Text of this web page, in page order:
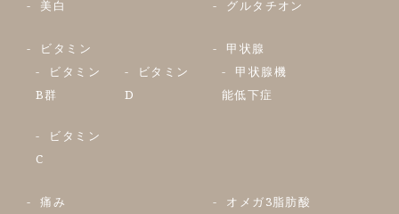
美白 グルタチオン
ビタミン
ビタミン
B群
ビタミン
D
ビタミン
C
甲状腺
甲状腺機
能低下症
痛み
オメガ3脂肪酸